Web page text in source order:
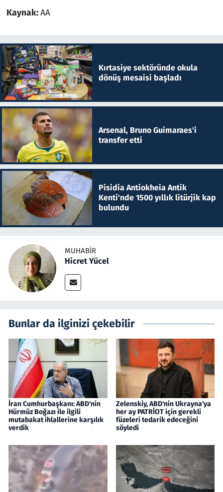
Kaynak:AA
Kırtasiye sektöründe okula
dönüş mesaisi başladı
Arsenal, Bruno Guimaraes'i
transfer etti
Pisidia Antiokheia Antik
Kenti'nde 1500 yıllık litürjik kap
bulundu
MUHABIR
Hicret Yücel
Bunlar da ilginizi çekebilir
İran Cumhurbaşkanı: ABD'nin
Hürmüz Boğazı ile ilgili
mutabakat ihlallerine karşılık
verdik
Zelenskiy, ABD'nin Ukrayna'ya
her ay PATRİOT için gerekli
füzeleri tedarik edeceğini
söyledi